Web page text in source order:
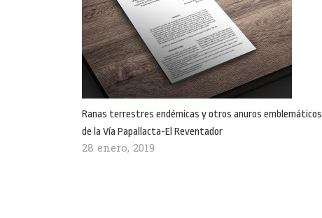
Ranas terrestres endémicas y otros anuros emblemáticos
de la Vía Papallacta-El Reventador
28 enero, 2019